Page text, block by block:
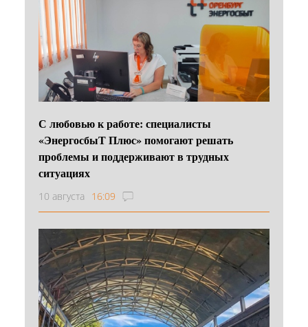
С любовью к работе: специалисты
«ЭнергосбыТ Плюс» помогают решать
проблемы и поддерживают в трудных
ситуациях
10 августа 16:09